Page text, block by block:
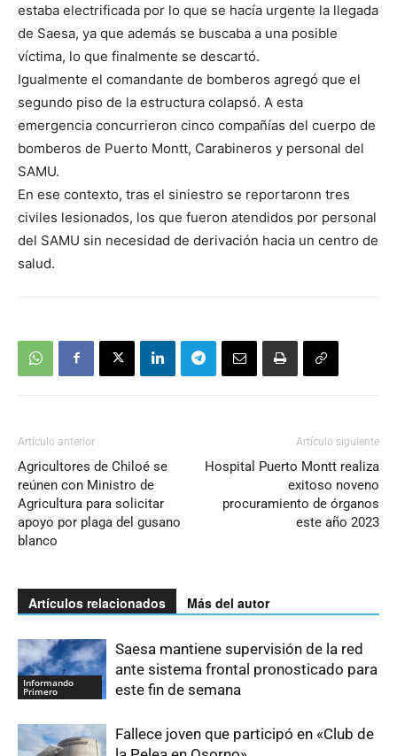
estaba electrificada por lo que se hacía urgente la llegada
de Saesa, ya que además se buscaba a una posible
víctima, lo que finalmente se descartó.
Igualmente el comandante de bomberos agregó que el
segundo piso de la estructura colapsó. A esta
emergencia concurrieron cinco compañías del cuerpo de
bomberos de Puerto Montt, Carabineros y personal del
SAMU.
En ese contexto, tras el siniestro se reportaronn tres
civiles lesionados, los que fueron atendidos por personal
del SAMU sin necesidad de derivación hacia un centro de
salud.
Artículo anterior
Agricultores de Chiloé se
reúnen con Ministro de
Agricultura para solicitar
apoyo por plaga del gusano
blanco
Artículo siguiente
Hospital Puerto Montt realiza
exitoso noveno
procuramiento de órganos
este año 2023
Artículos relacionados Más del autor
Informando
Primero
Saesa mantiene supervisión de la red
ante sistema frontal pronosticado para
este fin de semana
Fallece joven que participó en «Club de